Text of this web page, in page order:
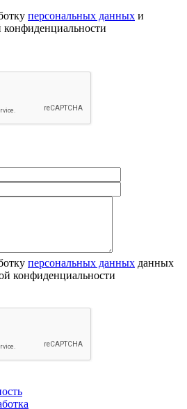
персональных данных и
персональных данных данных
конфиденциальности